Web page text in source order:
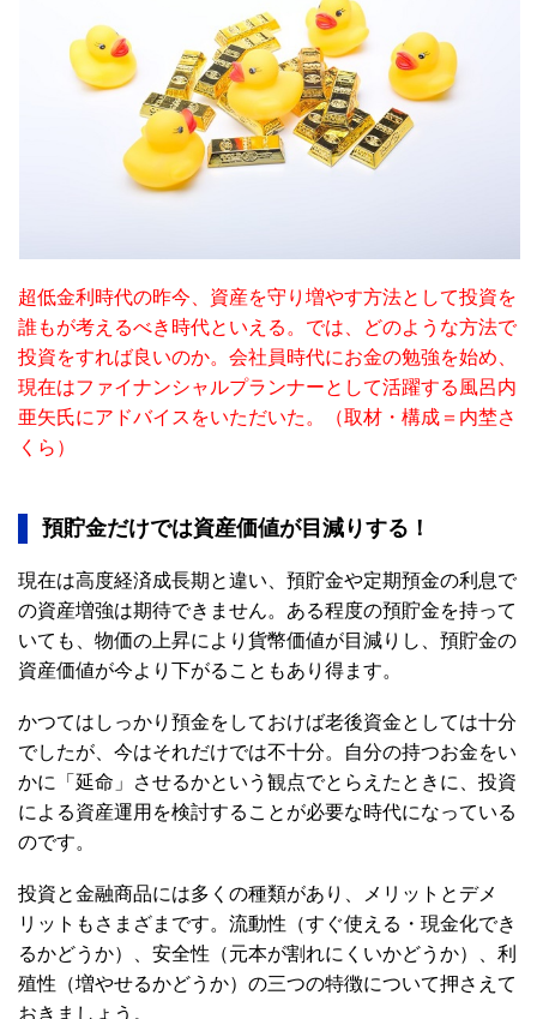
超低金利時代の昨今、資産を守り増やす方法として投資を
誰もが考えるべき時代といえる。では、どのような方法で
投資をすれば良いのか。会社員時代にお金の勉強を始め、
現在はファイナンシャルプランナーとして活躍する風呂内
亜矢氏にアドバイスをいただいた。（取材・構成＝内埜さ
くら）
預貯金だけでは資産価値が目減りする！
現在は高度経済成長期と違い、預貯金や定期預金の利息で
の資産増強は期待できません。ある程度の預貯金を持って
いても、物価の上昇により貨幣価値が目減りし、預貯金の
資産価値が今より下がることもあり得ます。
かつてはしっかり預金をしておけば老後資金としては十分
でしたが、今はそれだけでは不十分。自分の持つお金をい
かに「延命」させるかという観点でとらえたときに、投資
による資産運用を検討することが必要な時代になっている
のです。
投資と金融商品には多くの種類があり、メリットとデメ
リットもさまざまです。流動性（すぐ使える・現金化でき
るかどうか）、安全性（元本が割れにくいかどうか）、利
殖性（増やせるかどうか）の三つの特徴について押さえて
おきましょう。